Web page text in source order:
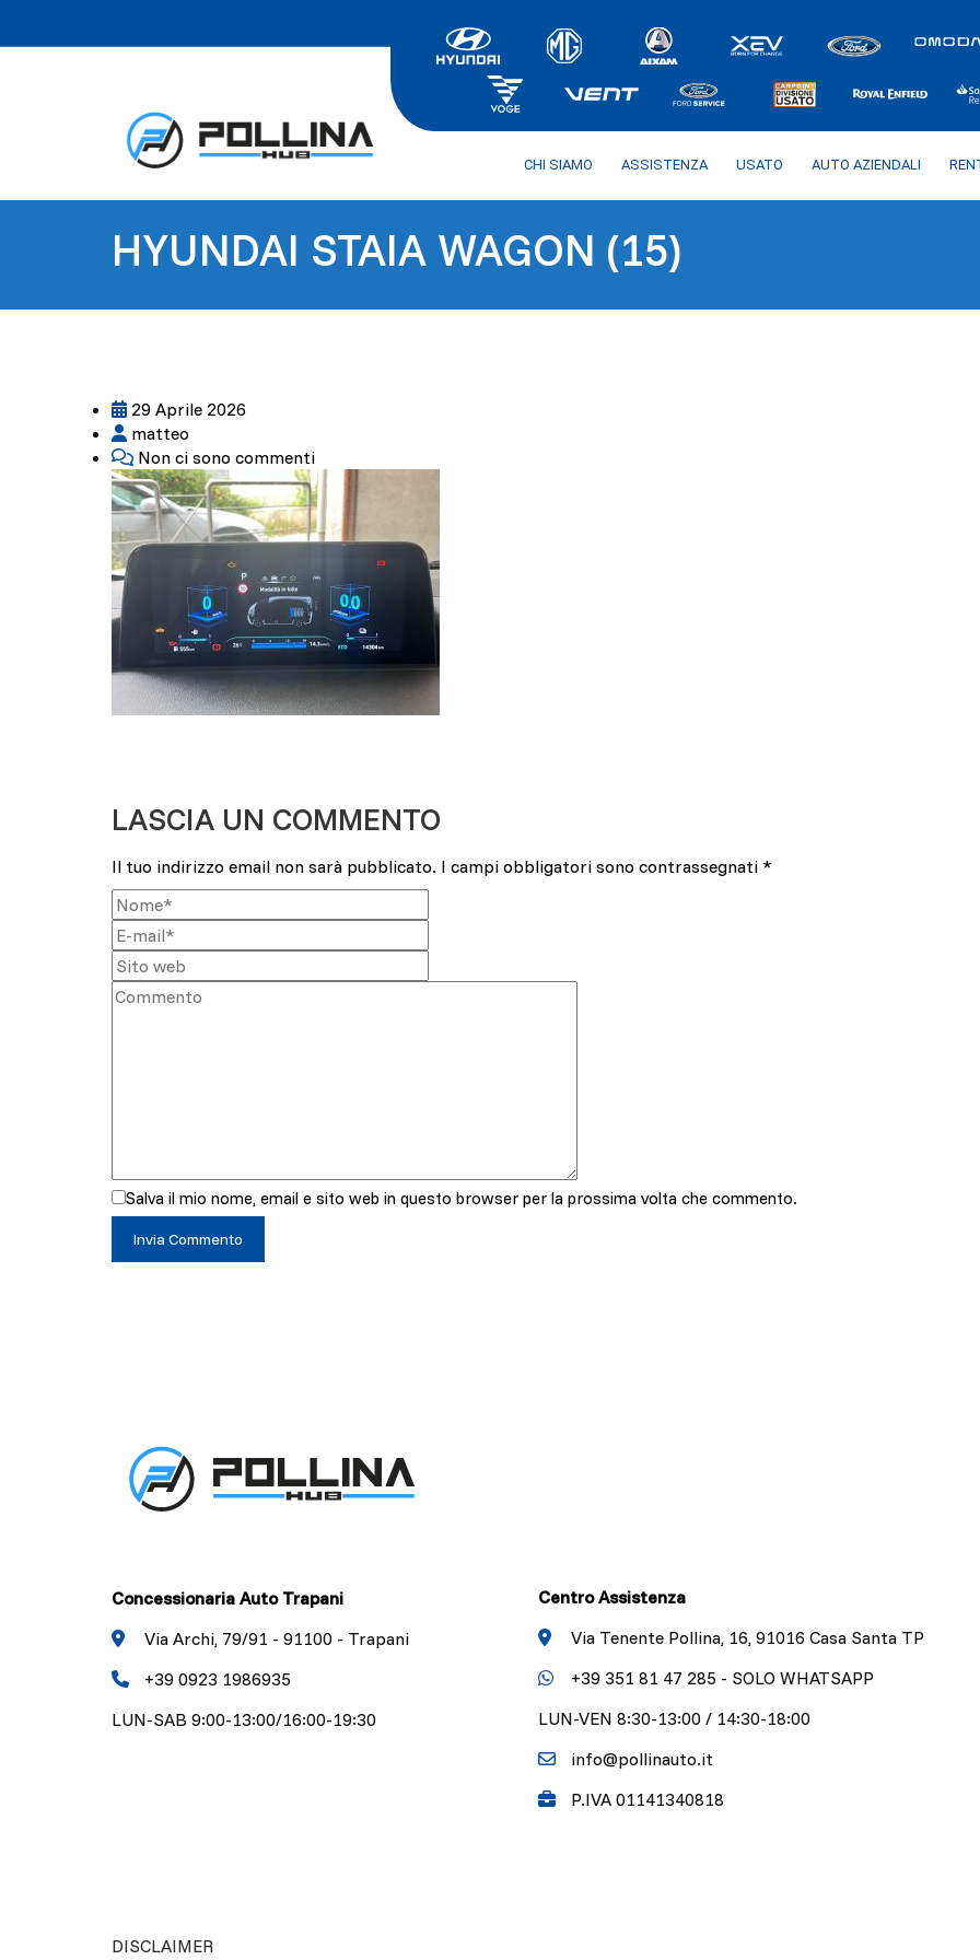
CHI SIAMO ASSISTENZA USATO AUTO AZIENDALI
HYUNDAI STAIA WAGON (15)
29 Aprile 2026
matteo
Non ci sono commenti
LASCIA UN COMMENTO
Il tuo indirizzo email non sarà pubblicato. I campi obbligatori sono contrassegnati *
Salva il mio nome, email e sito web in questo browser per la prossima volta che commento.
Concessionaria Auto Trapani
Via Archi, 79/91 - 91100 - Trapani
+39 0923 1986935
LUN-SAB 9:00-13:00/16:00-19:30
Centro Assistenza
Via Tenente Pollina, 16, 91016 Casa Santa TP
+39 351 81 47 285 - SOLO WHATSAPP
LUN-VEN 8:30-13:00 / 14:30-18:00
info@pollinauto.it
P.IVA 01141340818
DISCLAIMER